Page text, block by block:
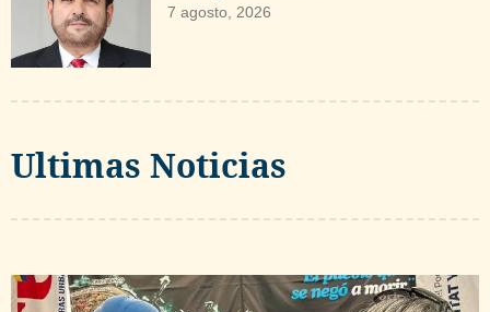
7 agosto, 2026
Ultimas Noticias